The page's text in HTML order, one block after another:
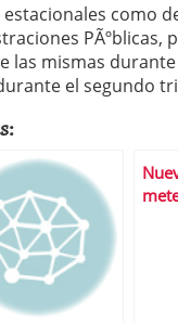
como
PÃºblicas,
las mismas
el segundo